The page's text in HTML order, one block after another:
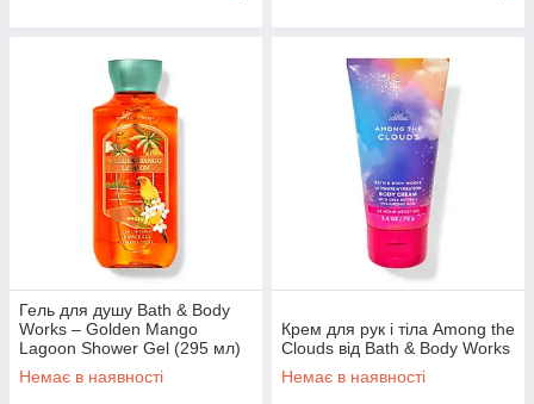
Гель для душу Bath & Body
Works – Golden Mango
Lagoon Shower Gel (295 мл)
Немає в наявності
Крем для рук і тіла Among the
Clouds від Bath & Body Works
Немає в наявності